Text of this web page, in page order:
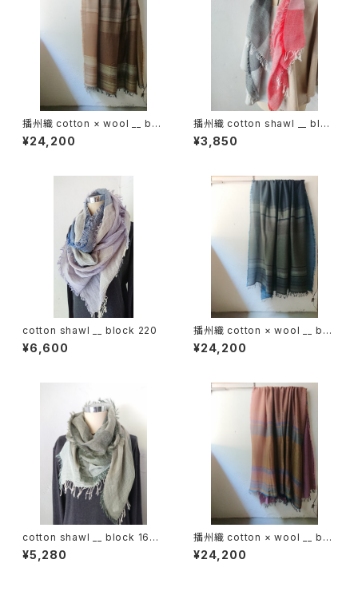
播州織 cotton × wool __ bor
der 220-120 枯野GK
¥24,200
播州織 cotton shawl __ bloc
k 120
¥3,850
cotton shawl __ block 220
¥6,600
播州織 cotton × wool __ bor
der 220-120 霧帳GK
¥24,200
cotton shawl __ block 160
深閑w
¥5,280
播州織 cotton × wool __ bor
der 220-120 秋麗GK
¥24,200